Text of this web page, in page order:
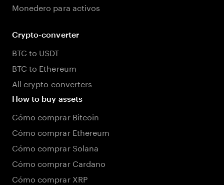
Monedero para activos
Crypto-converter
BTC to USDT
BTC to Ethereum
All crypto converters
How to buy assets
Cómo comprar Bitcoin
Cómo comprar Ethereum
Cómo comprar Solana
Cómo comprar Cardano
Cómo comprar XRP